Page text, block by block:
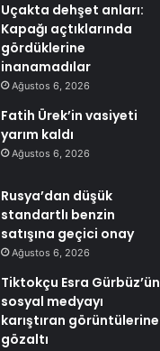
Uçakta dehşet anları:
Kapağı açtıklarında
gördüklerine
inanamadılar
Ağustos 6, 2026
Fatih Ürek’in vasiyeti
yarım kaldı
Ağustos 6, 2026
Rusya’dan düşük
standartlı benzin
satışına geçici onay
Ağustos 6, 2026
Tiktokçu Esra Gürbüz’ün
sosyal medyayı
karıştıran görüntülerine
gözaltı